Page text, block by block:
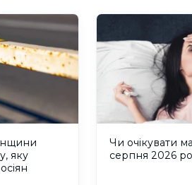
яку
Чи очікувати
серпня 2026